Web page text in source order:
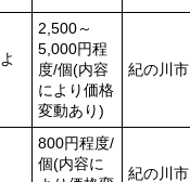
2,500～
5,000円程
度/個(内容
により価格
変動あり)
紀の川市
800円程度/
個(内容に
紀の川市